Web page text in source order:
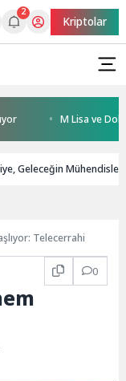
2
Kriptolar
M Lisa ve Dolu
Geleceğin
Telecerrahi
0